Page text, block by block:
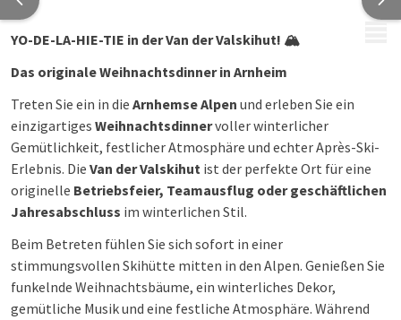
YO-DE-LA-HIE-TIE in der Van der Valskihut! 🏔️
Das originale Weihnachtsdinner in Arnheim
Treten Sie ein in die Arnhemse Alpen und erleben Sie ein
einzigartiges Weihnachtsdinnervoller winterlicher
Gemütlichkeit, festlicher Atmosphäre und echter Après-Ski-
Erlebnis. Die Van der Valskihut ist der perfekte Ort für eine
originelle Betriebsfeier, Teamausflug oder geschäftlichen
Jahresabschluss im winterlichen Stil.
Beim Betreten fühlen Sie sich sofort in einer
stimmungsvollen Skihütte mitten in den Alpen. Genießen Sie
funkelnde Weihnachtsbäume, ein winterliches Dekor,
gemütliche Musik und eine festliche Atmosphäre. Während